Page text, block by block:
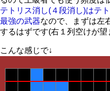
テトリス消し(４段消し)はテ
最強の武器なので、まずは左
するはずです(右１列空けが望
こんな感じで↓